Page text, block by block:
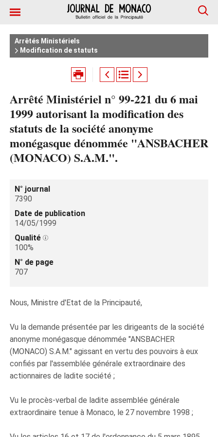
Arrêtés Ministériels
Modification de statuts
Arrêté Ministériel n° 99-221 du 6 mai
1999 autorisant la modification des
statuts de la société anonyme
monégasque dénommée "ANSBACHER
(MONACO) S.A.M.".
N° journal
7390
Date de publication
14/05/1999
Qualité
100%
N° de page
707
Nous, Ministre d'Etat de la Principauté,
Vu la demande présentée par les dirigeants de la société
anonyme monégasque dénommée "ANSBACHER
(MONACO) S.A.M." agissant en vertu des pouvoirs à eux
confiés par l'assemblée générale extraordinaire des
actionnaires de ladite société ;
Vu le procès-verbal de ladite assemblée générale
extraordinaire tenue à Monaco, le 27 novembre 1998 ;